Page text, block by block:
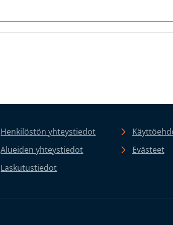
Henkilöstön yhteystiedot
Alueiden yhteystiedot
Laskutustiedot
Evästeet